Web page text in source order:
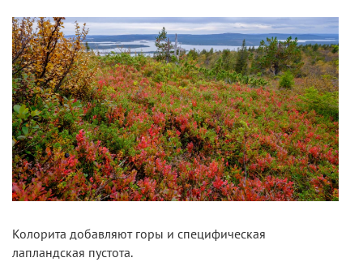
Колорита добавляют горы и специфическая
лапландская пустота.